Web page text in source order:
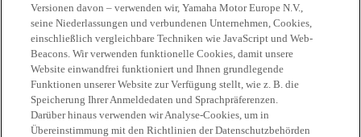
Versionen davon – verwenden wir, Yamaha Motor Europe N.V.,
seine Niederlassungen und verbundenen Unternehmen, Cookies,
einschließlich vergleichbare Techniken wie JavaScript und Web-
Beacons. Wir verwenden funktionelle Cookies, damit unsere
Website einwandfrei funktioniert und Ihnen grundlegende
Funktionen unserer Website zur Verfügung stellt, wie z. B. die
Speicherung Ihrer Anmeldedaten und Sprachpräferenzen.
Darüber hinaus verwenden wir Analyse-Cookies, um in
Übereinstimmung mit den Richtlinien der Datenschutzbehörden